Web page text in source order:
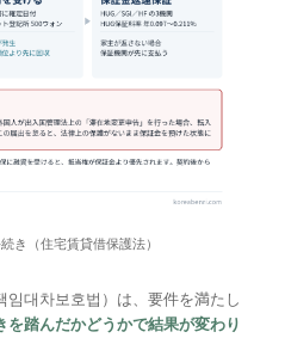
き（住宅賃貸借保護法）
대차보호법）は、要件を満たし
を踏んだかどうかで結果が変わり